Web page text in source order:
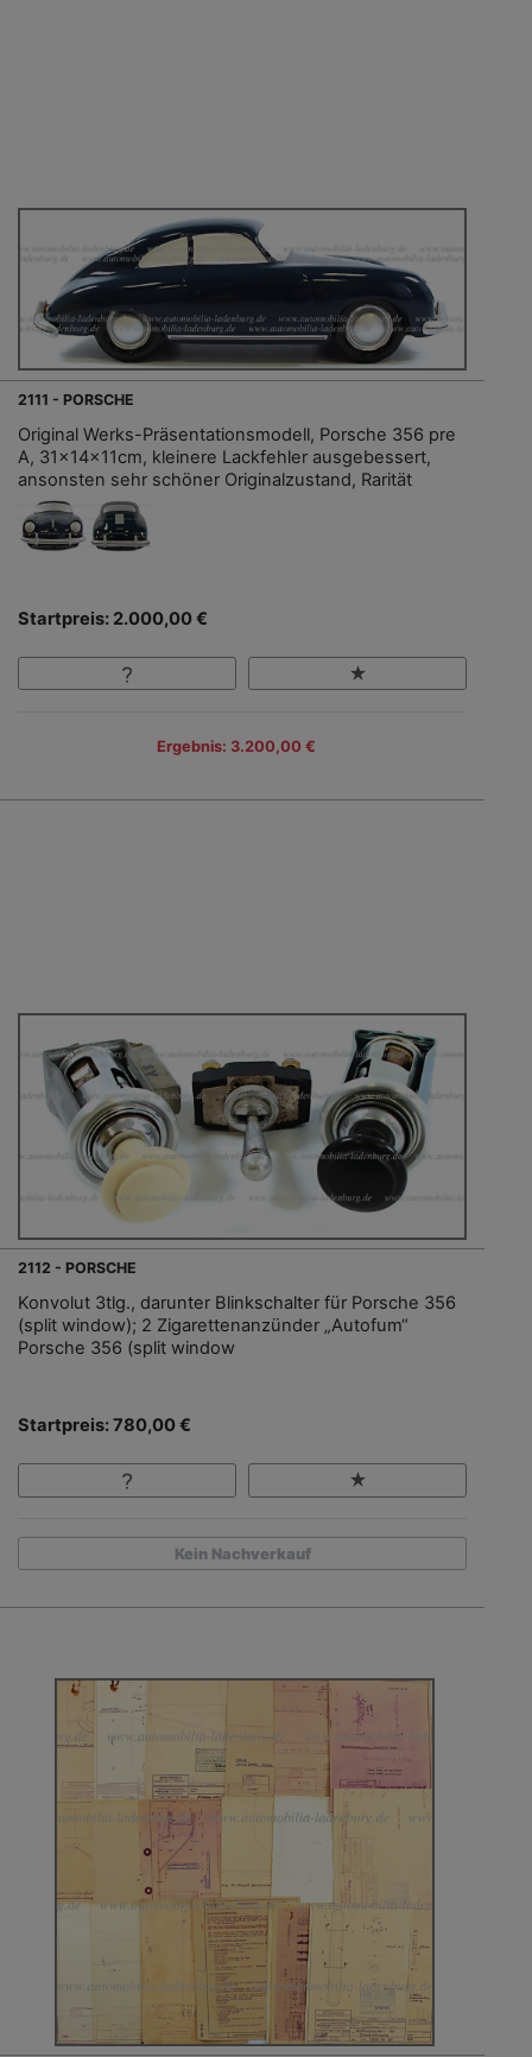
2111 - PORSCHE
Original Werks-Präsentationsmodell, Porsche 356 pre
A, 31x14x11cm, kleinere Lackfehler ausgebessert,
ansonsten sehr schöner Originalzustand, Rarität
Startpreis: 2.000,00 €
Ergebnis: 3.200,00 €
2112 - PORSCHE
Konvolut 3tlg., darunter Blinkschalter für Porsche 356
(split window); 2 Zigarettenanzünder „Autofum“
Porsche 356 (split window
Startpreis: 780,00 €
Kein Nachverkauf